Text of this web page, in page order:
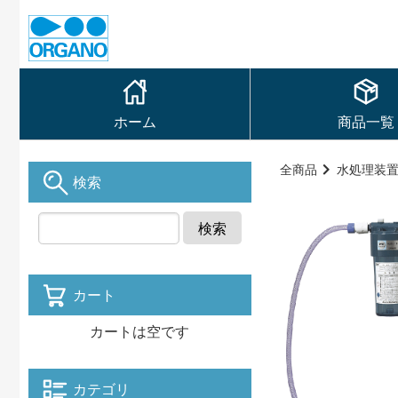
ホーム 商品一覧
全商品 水処理装
検索
検索
カート
カートは空です
カテゴリ